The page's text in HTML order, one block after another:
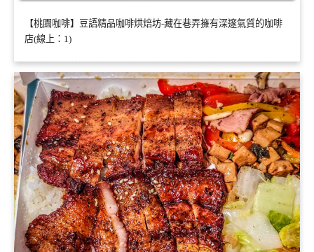
【桃園咖啡】豆語精品咖啡烘焙坊-藏在巷弄擁有深邃氣質的咖啡
店(線上：1)